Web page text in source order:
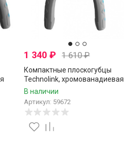
1 340₽ 1 610₽
Компактные плоскогубцы
Technolink, хромованадиевая
сталь, никелевое покрытие,
В наличии
Артикул: 59672